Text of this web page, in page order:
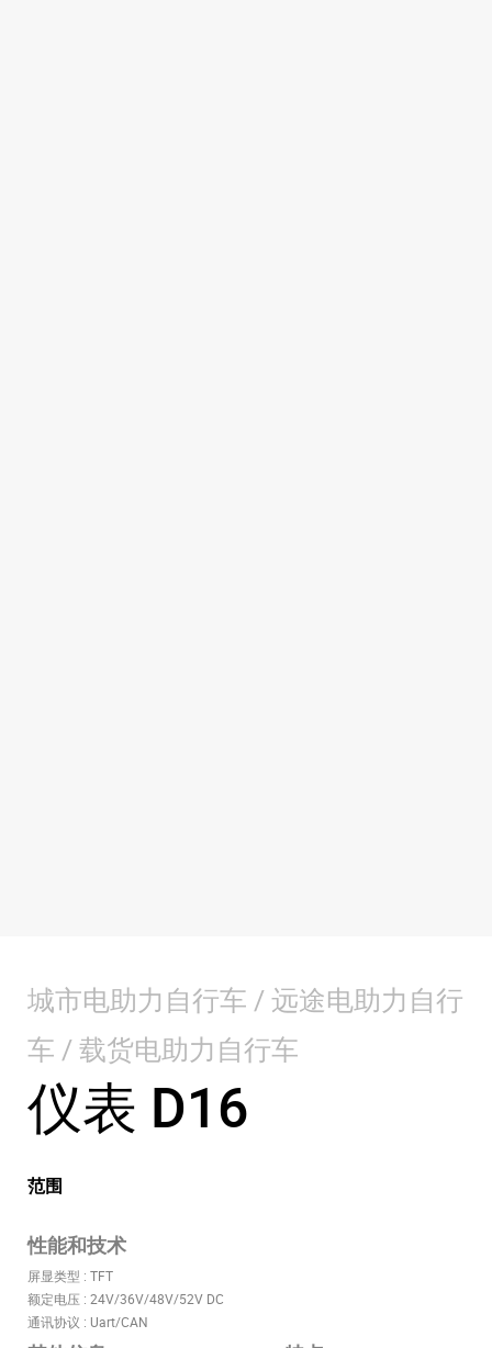
城市电助力自行车 / 远途电助力自行
车 / 载货电助力自行车
仪表 D16
范围
性能和技术
屏显类型 : TFT
额定电压 : 24V/36V/48V/52V DC
通讯协议 : Uart/CAN